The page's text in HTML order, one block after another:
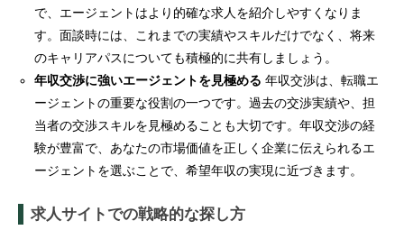
で、エージェントはより的確な求人を紹介しやすくなりま
す。面談時には、これまでの実績やスキルだけでなく、将来
のキャリアパスについても積極的に共有しましょう。
年収交渉に強いエージェントを見極める 年収交渉は、転職エ
ージェントの重要な役割の一つです。過去の交渉実績や、担
当者の交渉スキルを見極めることも大切です。年収交渉の経
験が豊富で、あなたの市場価値を正しく企業に伝えられるエ
ージェントを選ぶことで、希望年収の実現に近づきます。
求人サイトでの戦略的な探し方